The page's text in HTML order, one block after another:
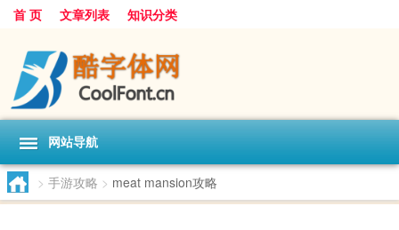
首 页 文章列表 知识分类
网站导航
> 手游攻略 > meat mansion攻略